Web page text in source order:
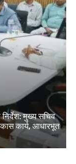
मुख्य सचिव
कार्य, आधारभूत